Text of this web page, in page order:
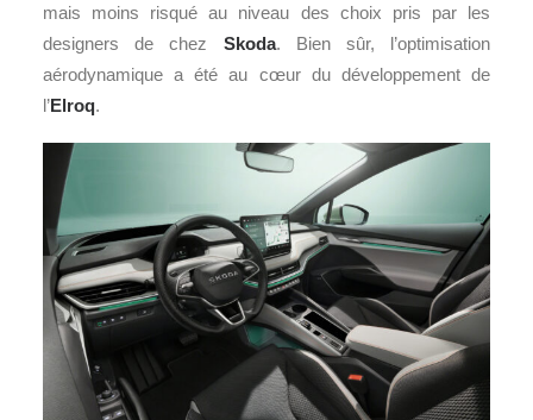
mais moins risqué au niveau des choix pris par les
designers de chez Skoda. Bien sûr, l’optimisation
aérodynamique a été au cœur du développement de
l’Elroq.